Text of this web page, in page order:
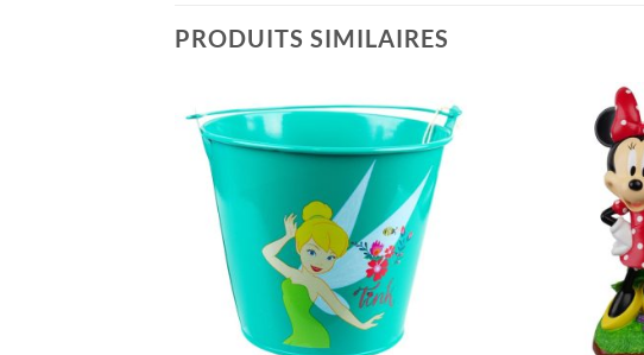
PRODUITS SIMILAIRES
Ajouter
à la liste
d'envie